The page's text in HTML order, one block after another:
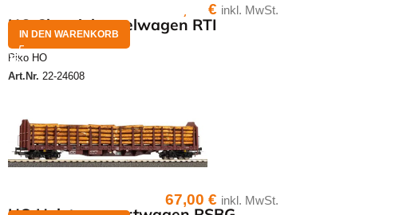
HO Chemiekesselwagen RTI
Piko HO
Art.Nr. 22-24608
64,00€ inkl. MwSt.
IN DEN WARENKORB
67,00€ inkl. MwSt.